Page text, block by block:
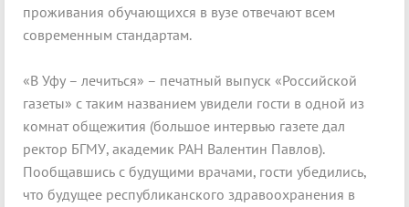
проживания обучающихся в вузе отвечают всем
современным стандартам.
«В Уфу – лечиться» – печатный выпуск «Российской
газеты» с таким названием увидели гости в одной из
комнат общежития (большое интервью газете дал
ректор БГМУ, академик РАН Валентин Павлов).
Пообщавшись с будущими врачами, гости убедились,
что будущее республиканского здравоохранения в